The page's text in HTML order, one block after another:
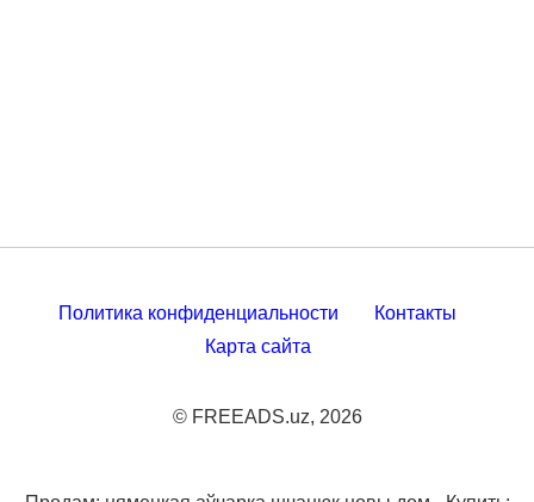
Политика конфиденциальности
Контакты
Карта сайта
© FREEADS.uz, 2026